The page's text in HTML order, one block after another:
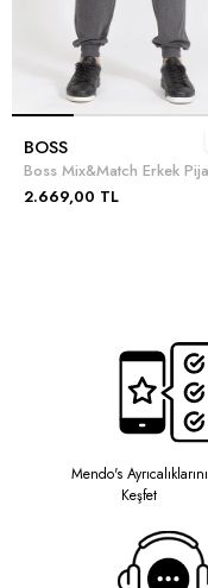
BOSS
2.669,00 TL
Mendo's Ayrıcalıklarını
Keşfet